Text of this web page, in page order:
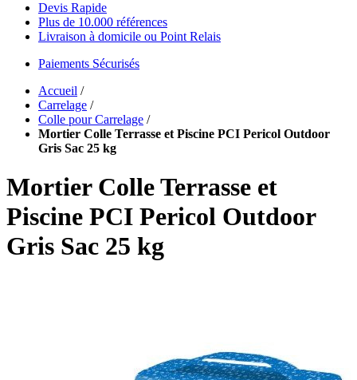
Devis Rapide
Plus de 10.000 références
Livraison à domicile ou Point Relais
Paiements Sécurisés
Accueil /
Carrelage /
Colle pour Carrelage /
Mortier Colle Terrasse et Piscine PCI Pericol Outdoor
Gris Sac 25 kg
Mortier Colle Terrasse et
Piscine PCI Pericol Outdoor
Gris Sac 25 kg